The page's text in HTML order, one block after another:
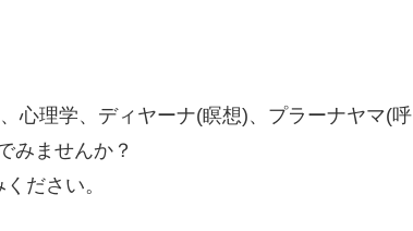
心理学、ディヤーナ(瞑想)、プラーナヤマ(呼
みませんか？
ださい。